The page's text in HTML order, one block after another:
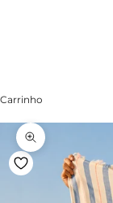
Carrinho
Zoom na imagem